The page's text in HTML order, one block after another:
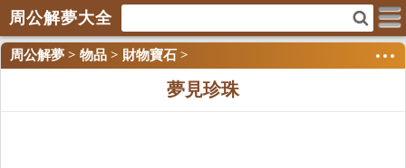
周公解夢大全
周公解夢 > 物品 > 財物寶石 >
夢見珍珠